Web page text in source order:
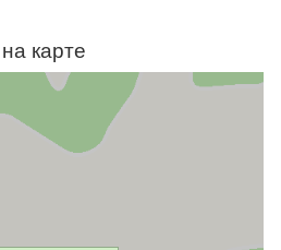
карте